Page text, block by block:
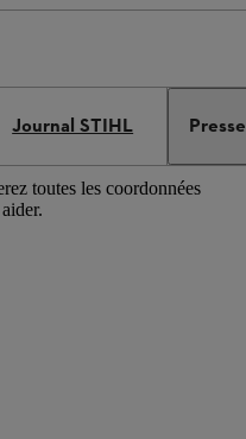
Journal STIHL Presse
toutes les coordonnées